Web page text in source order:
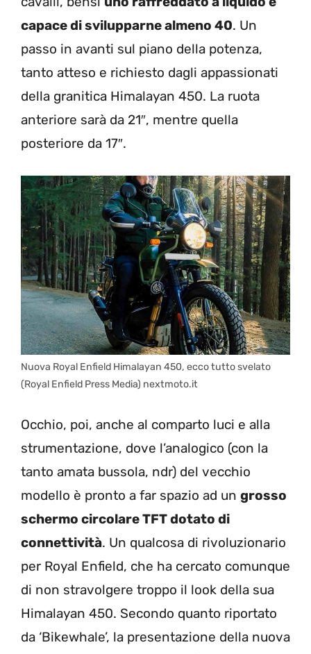
capace di svilupparne almeno 40. Un
passo in avanti sul piano della potenza,
tanto atteso e richiesto dagli appassionati
della granitica Himalayan 450. La ruota
anteriore sarà da 21″, mentre quella
posteriore da 17″.
Nuova Royal Enfield Himalayan 450, ecco tutto svelato
(Royal Enfield Press Media) nextmoto.it
Occhio, poi, anche al comparto luci e alla
strumentazione, dove l’analogico (con la
tanto amata bussola, ndr) del vecchio
modello è pronto a far spazio ad un grosso
schermo circolare TFT dotato di
connettività. Un qualcosa di rivoluzionario
per Royal Enfield, che ha cercato comunque
di non stravolgere troppo il look della sua
Himalayan 450. Secondo quanto riportato
da ‘Bikewhale’, la presentazione della nuova